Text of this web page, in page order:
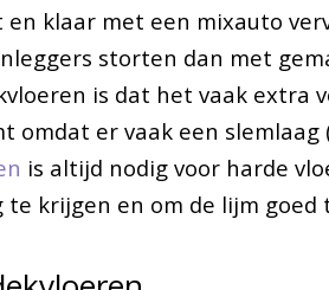
klaar met een mixauto
storten dan met
is dat het vaak extra
omdat er vaak een
is altijd nodig voor harde
te krijgen en om de lijm